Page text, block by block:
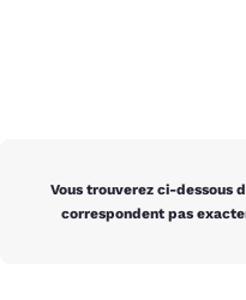
Vous trouverez ci-dessous
correspondent pas